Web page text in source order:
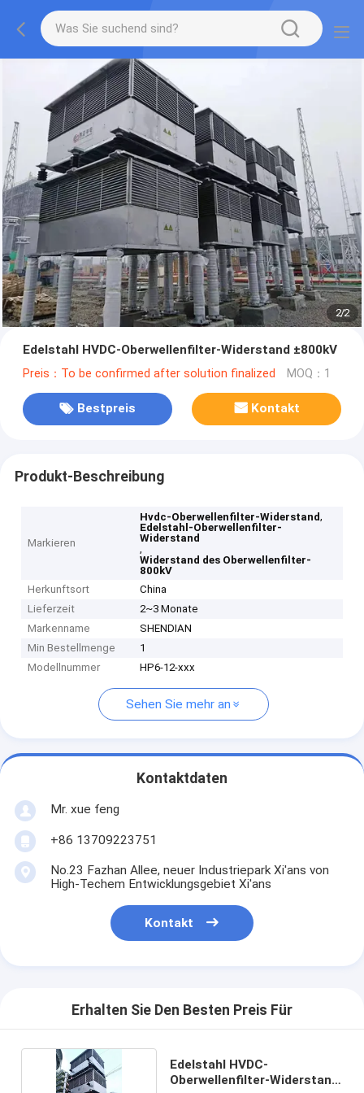
2/2
Edelstahl HVDC-Oberwellenfilter-Widerstand ±800kV
Preis：To be confirmed after solution finalized MOQ：1
Bestpreis Kontakt
Produkt-Beschreibung
Markieren
Hvdc-Oberwellenfilter-Widerstand,
Edelstahl-Oberwellenfilter-
Widerstand
,
Widerstand des Oberwellenfilter-
800kV
Herkunftsort
China
Lieferzeit
2~3 Monate
Markenname
SHENDIAN
Min Bestellmenge
1
Modellnummer
HP6-12-xxx
Sehen Sie mehr an
Kontaktdaten
Mr. xue feng
+86 13709223751
No.23 Fazhan Allee, neuer Industriepark Xi'ans von
High-Techem Entwicklungsgebiet Xi'ans
Kontakt
Erhalten Sie Den Besten Preis Für
Edelstahl HVDC-
Oberwellenfilter-Widerstand